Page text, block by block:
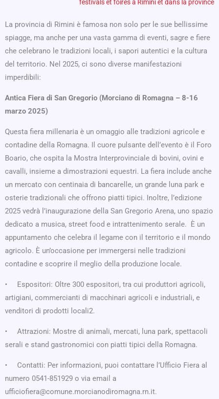
festivals et foires à Rimini et dans la province
La provincia di Rimini è famosa non solo per le sue bellissime
spiagge, ma anche per una vasta gamma di eventi, sagre e fiere
che celebrano le tradizioni locali, i sapori autentici e la cultura
del territorio. Nel 2025, ci sono diverse manifestazioni
imperdibili:
Antica Fiera di San Gregorio (Morciano di Romagna – 8-16
marzo 2025)
Questa fiera millenaria è un omaggio alle tradizioni agricole e
contadine della Romagna. Il cuore pulsante dell’evento è il Foro
Boario, che ospita la Mostra Interprovinciale di bovini, ovini e
cavalli, insieme a dimostrazioni equestri. La fiera include anche
un mercato con centinaia di bancarelle, un grande luna park e
osterie tradizionali che offrono piatti tipici. Inoltre, l’edizione
2025 vedrà l’inaugurazione della San Gregorio Arena, uno spazio
dedicato a musica, street food e intrattenimento serale. È un
appuntamento che celebra il legame con il territorio e il mondo
agricolo. È un’occasione per immergersi nelle tradizioni
contadine e scoprire il meglio della produzione locale.
• Espositori: Oltre 300 espositori, tra cui produttori agricoli,
artigiani, commercianti di macchinari agricoli e industriali, e
venditori di prodotti locali2.
• Attrazioni: Mostre di animali, mercati, luna park, spettacoli
serali e stand gastronomici con piatti tipici della Romagna.
• Contatti: Per informazioni, puoi contattare l’Ufficio Fiera al
numero 0541-851929 o via email a
ufficiofiera@comune.morcianodiromagna.rn.it.